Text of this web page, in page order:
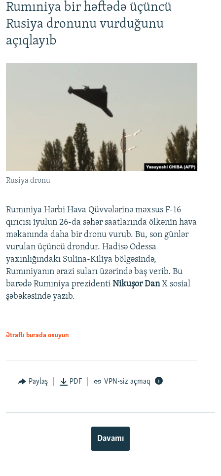
Rumıniya bir həftədə üçüncü
Rusiya dronunu vurduğunu
açıqlayıb
Rusiya dronu
Rumıniya Hərbi Hava Qüvvələrinə məxsus F-16
qırıcısı iyulun 26-da səhər saatlarında ölkənin hava
məkanında daha bir dronu vurub. Bu, son günlər
vurulan üçüncü drondur. Hadisə Odessa
yaxınlığındakı Sulina-Kiliya bölgəsində,
Rumıniyanın ərazi suları üzərində baş verib. Bu
barədə Rumıniya prezidenti Nikuşor DanX sosial
şəbəkəsində yazıb.
Ətraflı burada oxuyun
Paylaş PDF VPN-siz açmaq
Davamı